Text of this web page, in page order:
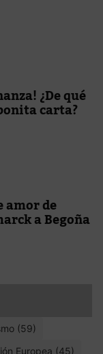
¿De qué
carta?
de
a Begoña
(59)
Europea (45)